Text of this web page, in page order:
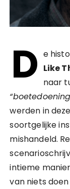
D e
Like
naar
werden in
soortgelijke
mishandeld.
intieme
van niets